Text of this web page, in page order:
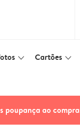
slim_arrow_down Cartões slim_arrow_down
poupança ao